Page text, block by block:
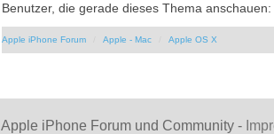
Benutzer, die gerade dieses Thema
Apple iPhone Forum Apple - Mac Apple OS X
Apple iPhone Forum und Community -